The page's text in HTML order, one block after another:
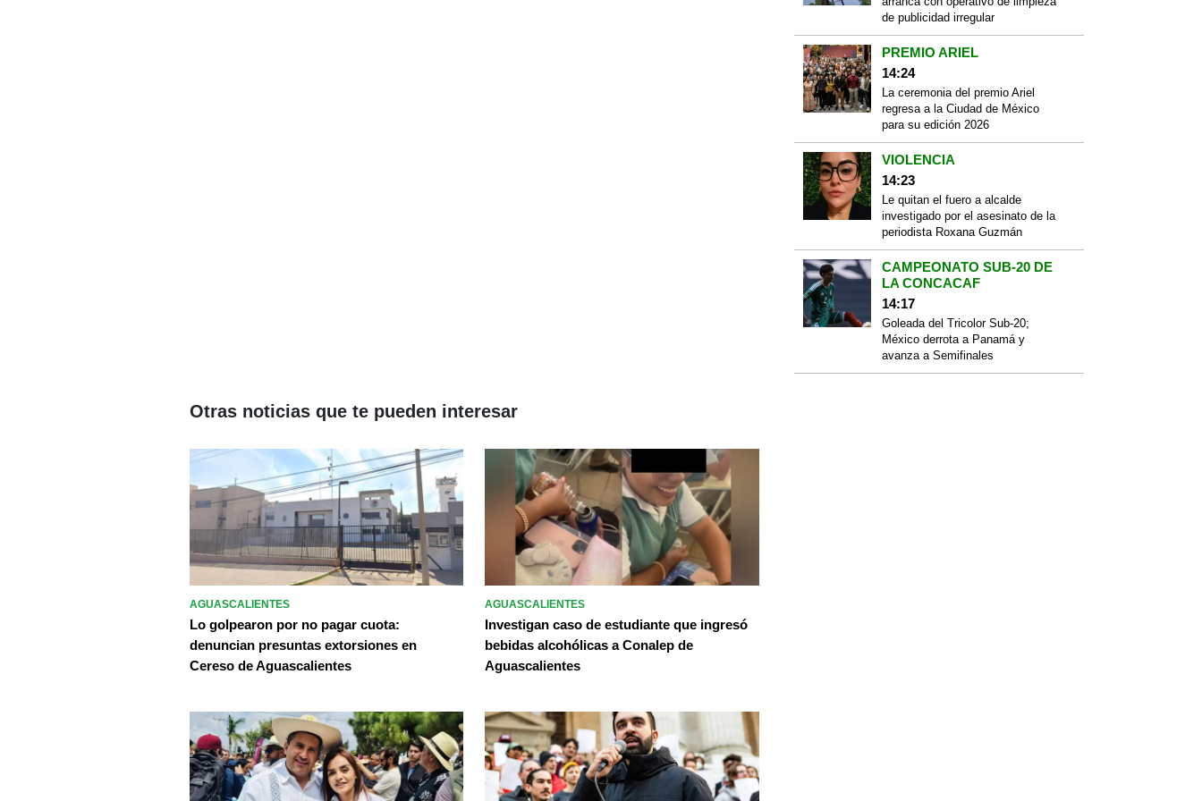
de publicidad irregular
PREMIO ARIEL
14:24
La ceremonia del premio Ariel
regresa a la Ciudad de México
para su edición 2026
VIOLENCIA
14:23
Le quitan el fuero a alcalde
investigado por el asesinato de la
periodista Roxana Guzmán
CAMPEONATO SUB-20 DE
LA CONCACAF
14:17
Goleada del Tricolor Sub-20;
México derrota a Panamá y
avanza a Semifinales
Otras noticias que te pueden interesar
AGUASCALIENTES
Lo golpearon por no pagar cuota:
denuncian presuntas extorsiones en
Cereso de Aguascalientes
AGUASCALIENTES
Investigan caso de estudiante que ingresó
bebidas alcohólicas a Conalep de
Aguascalientes